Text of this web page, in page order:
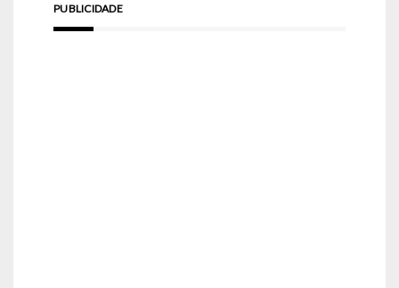
PUBLICIDADE